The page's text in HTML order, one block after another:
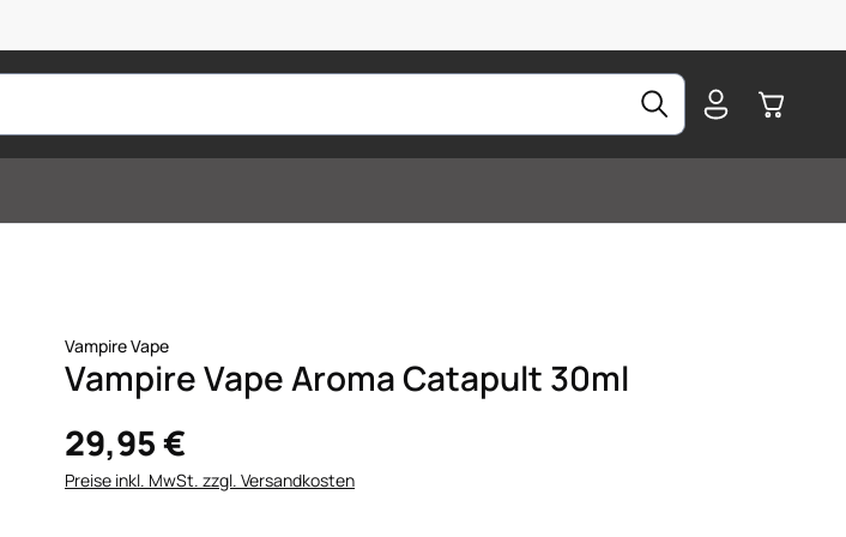
Vampire Vape
Vampire Vape Aroma Catapult 30ml
29,95 €
Preise inkl. MwSt. zzgl. Versandkosten